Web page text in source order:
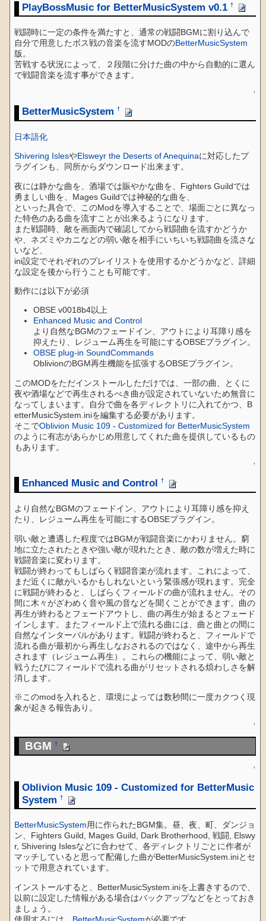
PlayBossMusic for BetterMusicSystem v0.1 †
戦闘時に一定の条件を満たすと、通常の戦闘BGMに割り込んで
自分で用意したボス戦の音楽を流すMODのBetterMusicSystem
版。
苦戦する状況によって、２段階に分けた曲の中から自動的に選ん
で戦闘音楽を流す事ができます。
↑
BetterMusicSystem †
日本語化
Shivering IslesやElsweyr the Deserts of Anequinaに対応したプ
ラグインも、同所からダウンロード出来ます。
夜には静かな曲を、酒場では賑やかな曲を、Fighters Guildでは
勇ましい曲を、Mages Guildでは神秘的な曲を、
といった具合で、このModを導入することで、場面ごとに異なっ
た特色のある曲を流すことが出来るようになります。
また戦闘時、敵を画面内で確認してから戦闘曲を流すかどうか
や、ネズミやカニなどの弱い敵を相手にいちいち戦闘曲を流さな
いなど、
ini設定でそれぞれのプレイリストを使用するかどうかなど、詳細
な設定を後から行うことも可能です。
動作には以下が必須
OBSE v0018b4以上
Enhanced Music and Control
より自然なBGMのフェードイン、アウトにより耳障り感を
抑えたり、レジューム再生を可能にするOBSEプラグイン。
OBSE plug-in SoundCommands
OblivionのBGM再生機能を拡張するOBSEプラグイン。
このMODをただインストールしただけでは、一部の曲、とくに
夜や酒場などで再生されるべき曲が設定されていないため無音に
なってしまいます。自分で曲を各ディレクトリに入れてかつ、B
etterMusicSystem.iniを編集する必要があります。
そこでOblivion Music 109 - Customized for BetterMusicSystem
のように有志があらかじめ用意してくれた曲を提供しているもの
もあります。
↑
Enhanced Music and Control †
より自然なBGMのフェードイン、アウトにより耳障り感を抑え
たり、レジューム再生を可能にするOBSEプラグイン。
弱い敵と遭遇した程度ではBGMが戦闘音楽にかわりません。窮
地に立たされたときや強い敵が現れたとき、敵の数が増えた時に
戦闘音楽に変わります。
戦闘が終わってもしばらく戦闘音楽が流れます。これによって、
まだ近くに敵がいるかもしれないという緊張感が現れます。完全
に戦闘が終わると、しばらくフィールドの曲が流れません。その
間に木々がざわめく音や風の音などを聞くことができます。曲の
再生が終わるとフェードアウトし、曲の再生が始まるとフェード
インします。またフィールド上で流れる曲には、曲と曲との間に
自然なインターバルがあります。戦闘が終わると、フィールドで
流れる曲が最初から再生しなおされるのではなく、途中から再生
されます（レジューム再生）。これらの機能によって、弱い敵と
戦うたびにフィールドで流れる曲がリセットされる煩わしさを解
消します。
※このmodを入れると、環境によっては数秒間に一度カクつく現
象が起きる報告あり。
↑
BGM†
↑
Oblivion Music 109 - Customized for BetterMusic
System
†
BetterMusicSystem用に作られたBGM集。昼、夜、町、ダンジョ
ン、Fighters Guild, Mages Guild, Dark Brotherhood, 戦闘, Elswy
r, Shivering Islesなどに合わせて、各ディレクトリごとに作者が
マッチしていると思って配備した曲がBetterMusicSystem.iniとセ
ットで用意されています。
インストールすると、BetterMusicSystem.iniを上書きするので、
以前に設定した情報がある場合はバックアップなどをとっておき
ましょう。
使用するには、 BetterMusicSystemが必要です。